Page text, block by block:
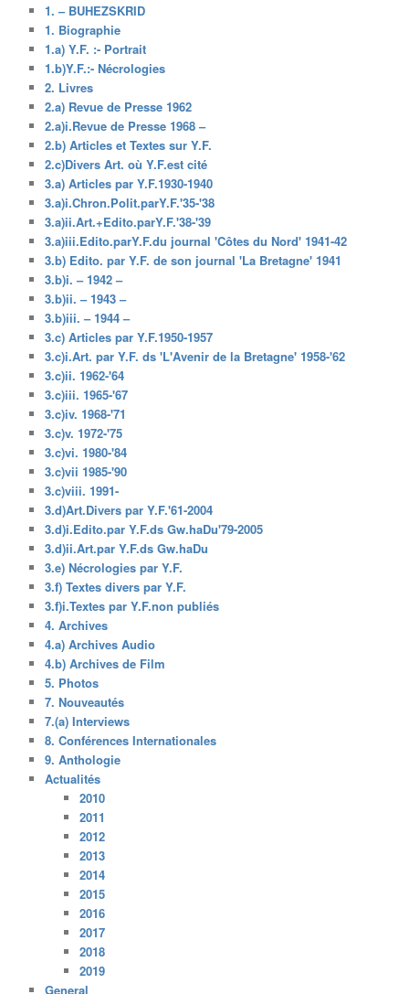
1. – BUHEZSKRID
1. Biographie
1.a) Y.F. :- Portrait
1.b)Y.F.:- Nécrologies
2. Livres
2.a) Revue de Presse 1962
2.a)i.Revue de Presse 1968 –
2.b) Articles et Textes sur Y.F.
2.c)Divers Art. où Y.F.est cité
3.a) Articles par Y.F.1930-1940
3.a)i.Chron.Polit.parY.F.'35-'38
3.a)ii.Art.+Edito.parY.F.'38-'39
3.a)iii.Edito.parY.F.du journal 'Côtes du Nord' 1941-42
3.b) Edito. par Y.F. de son journal 'La Bretagne' 1941
3.b)i. – 1942 –
3.b)ii. – 1943 –
3.b)iii. – 1944 –
3.c) Articles par Y.F.1950-1957
3.c)i.Art. par Y.F. ds 'L'Avenir de la Bretagne' 1958-'62
3.c)ii. 1962-'64
3.c)iii. 1965-'67
3.c)iv. 1968-'71
3.c)v. 1972-'75
3.c)vi. 1980-'84
3.c)vii 1985-'90
3.c)viii. 1991-
3.d)Art.Divers par Y.F.'61-2004
3.d)i.Edito.par Y.F.ds Gw.haDu'79-2005
3.d)ii.Art.par Y.F.ds Gw.haDu
3.e) Nécrologies par Y.F.
3.f) Textes divers par Y.F.
3.f)i.Textes par Y.F.non publiés
4. Archives
4.a) Archives Audio
4.b) Archives de Film
5. Photos
7. Nouveautés
7.(a) Interviews
8. Conférences Internationales
9. Anthologie
Actualités
2010
2011
2012
2013
2014
2015
2016
2017
2018
2019
General